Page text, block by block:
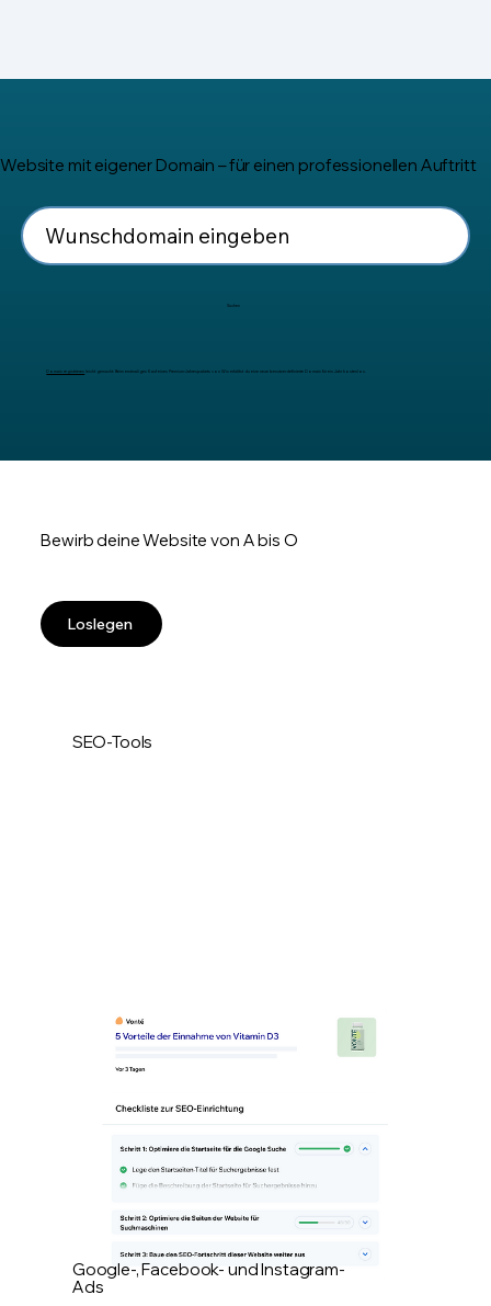
Website mit eigener Domain – für einen professionellen Auftritt
Suchen
Domain registrieren leicht gemacht: Beim erstmaligen Kauf eines Premium-Jahrespakets von Wix erhältst du eine neue benutzerdefinierte Domain für ein Jahr kostenlos.
Bewirb deine Website von A bis O
Loslegen
SEO-Tools
Google-, Facebook- und Instagram-
Ads